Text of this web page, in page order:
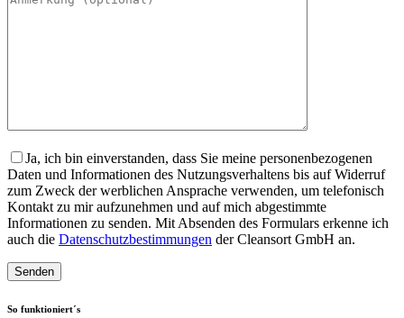
Ja, ich bin einverstanden, dass Sie meine personenbezogenen
Daten und Informationen des Nutzungsverhaltens bis auf Widerruf
zum Zweck der werblichen Ansprache verwenden, um telefonisch
Kontakt zu mir aufzunehmen und auf mich abgestimmte
Informationen zu senden. Mit Absenden des Formulars erkenne ich
auch die Datenschutzbestimmungen der Cleansort GmbH an.
So funktioniert´s